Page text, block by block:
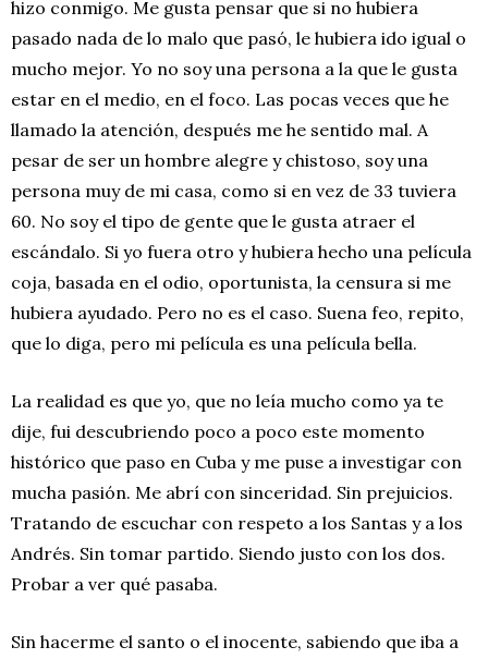
hizo conmigo. Me gusta pensar que si no hubiera
pasado nada de lo malo que pasó, le hubiera ido igual o
mucho mejor. Yo no soy una persona a la que le gusta
estar en el medio, en el foco. Las pocas veces que he
llamado la atención, después me he sentido mal. A
pesar de ser un hombre alegre y chistoso, soy una
persona muy de mi casa, como si en vez de 33 tuviera
60. No soy el tipo de gente que le gusta atraer el
escándalo. Si yo fuera otro y hubiera hecho una película
coja, basada en el odio, oportunista, la censura si me
hubiera ayudado. Pero no es el caso. Suena feo, repito,
que lo diga, pero mi película es una película bella.
La realidad es que yo, que no leía mucho como ya te
dije, fui descubriendo poco a poco este momento
histórico que paso en Cuba y me puse a investigar con
mucha pasión. Me abrí con sinceridad. Sin prejuicios.
Tratando de escuchar con respeto a los Santas y a los
Andrés. Sin tomar partido. Siendo justo con los dos.
Probar a ver qué pasaba.
Sin hacerme el santo o el inocente, sabiendo que iba a